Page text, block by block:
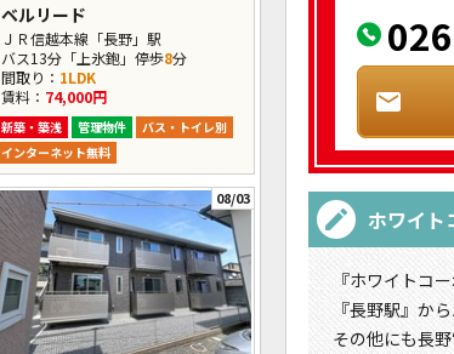
ベルリード
ＪＲ信越本線「長野」駅
バス13分「上氷鉋」停歩8分
間取り： 1LDK
賃料： 74,000円
新築・築浅 管理物件
バス・トイレ別
インターネット無料
08/03
ホワイト
『ホワイトコ
『長野駅』か
その他にも長